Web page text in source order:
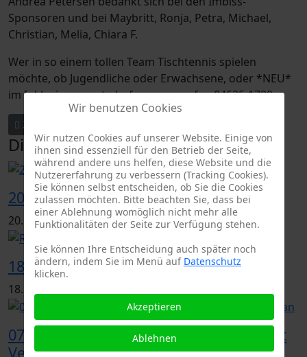
Sponsoren und bei Maybritt, Ronja, Petra, Michael,
Christian, Melia, Chiara F.
Wer in so einem tollen Team Tischtennis spielen
möchte, ob Jugendliche oder Erwachsene, oder *NEU*
im Inklusionssport, darf gerne anrufen 04625-1700.
Vorheriger Beitrag: Inklusions- Tischtennis für Sportler mit
Zurück
Dies könnte Sie auch interessieren:
20.12.23: Weihnachts-Abschlusstraining
20. Dezember 2023
18.10.23: Rückenschule und Tischtennis
18. Oktober 2023
07.10.23: Tischtennis Spezialtraining mit
Veli Erdogan
Wir benutzen Cookies
Wir nutzen Cookies auf unserer Website. Einige von
ihnen sind essenziell für den Betrieb der Seite,
während andere uns helfen, diese Website und die
Nutzererfahrung zu verbessern (Tracking Cookies).
Sie können selbst entscheiden, ob Sie die Cookies
zulassen möchten. Bitte beachten Sie, dass bei
einer Ablehnung womöglich nicht mehr alle
Funktionalitäten der Seite zur Verfügung stehen.
Sie können Ihre Entscheidung auch später noch
ändern, indem Sie im Menü auf Datenschutz
klicken.
Akzeptieren
Ablehnen